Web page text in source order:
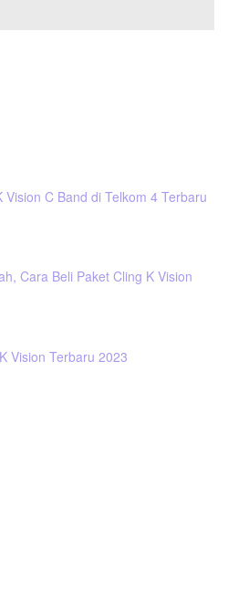
Vision C Band di Telkom 4 Terbaru
Cara Beli Paket Cling K Vision
Vision Terbaru 2023